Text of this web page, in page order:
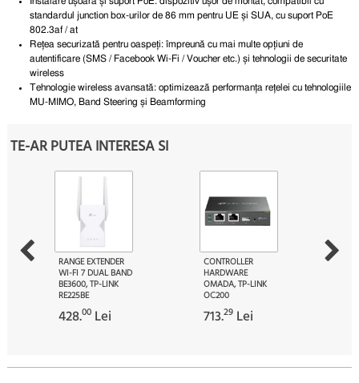
standardul junction box-urilor de 86 mm pentru UE și SUA, cu suport PoE
802.3af / at
Rețea securizată pentru oaspeți:împreună cu mai multe opțiuni de
autentificare (SMS / Facebook Wi-Fi / Voucher etc.) și tehnologii de securitate
wireless
Tehnologie wireless avansată: optimizează performanța rețelei cu tehnologiile
MU-MIMO, Band Steering și Beamforming
TE-AR PUTEA INTERESA SI
RANGE EXTENDER
WI-FI 7 DUAL BAND
BE3600, TP-LINK
RE225BE
428.00 Lei
CONTROLLER
HARDWARE
OMADA, TP-LINK
OC200
713.29 Lei